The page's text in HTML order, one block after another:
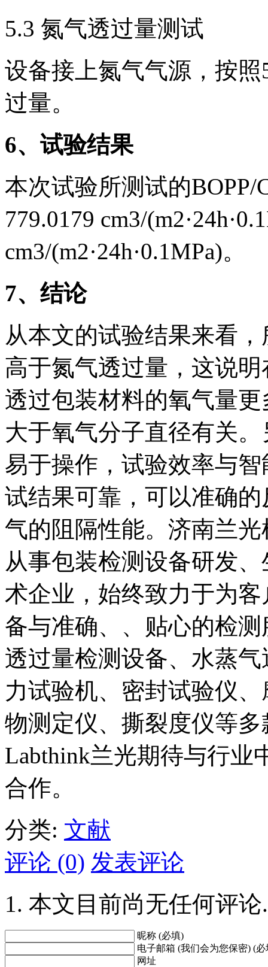
5.3 氮气透过量测试
设备接上氮气气源，按
过量。
6、试验结果
本次试验所测试的
779.0179 cm3/
cm3/(m2·24h·0.1MPa)。
7、结论
从本文的试验结果来看
高于氮气透过量，这说
透过包装材料的氧气量
大于氧气分子直径有关
易于操作，试验效率与
试结果可靠，可以准确
气的阻隔性能。济南兰
从事包装检测设备研发
术企业，始终致力于为
备与准确、、贴心的检
透过量检测设备、水蒸
力试验机、密封试验仪
物测定仪、撕裂度仪等
Labthink兰光期待与行业
合作。
分类: 文献
评论 (0) 发表评论
本文目前尚无任何评论.
昵称 (必填)
电子邮箱 (我们会为您保密) (必
网址